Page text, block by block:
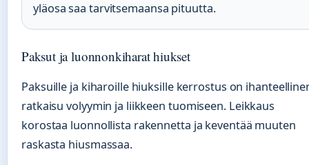
yläosa saa tarvitsemaansa pituutta.
Paksut ja luonnonkiharat hiukset
Paksuille ja kiharoille hiuksille kerrostus on
ratkaisu volyymin ja liikkeen tuomiseen. Leikkaus
korostaa luonnollista rakennetta ja keventää muuten
raskasta hiusmassaa.